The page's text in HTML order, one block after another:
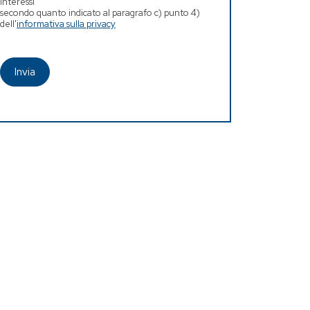
secondo quanto indicato al paragrafo c) punto 4)
dell'informativa sulla privacy
Invia